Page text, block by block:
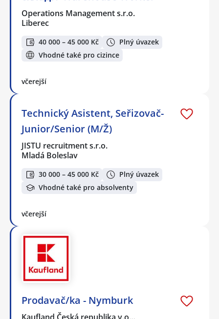
Operations Management s.r.o.
Liberec
40 000 – 45 000 Kč
Plný úvazek
Vhodné také pro cizince
včerejší
Technický Asistent, Seřizovač-
Junior/Senior (M/Ž)
JISTU recruitment s.r.o.
Mladá Boleslav
30 000 – 45 000 Kč
Plný úvazek
Vhodné také pro absolventy
včerejší
Prodavač/ka - Nymburk